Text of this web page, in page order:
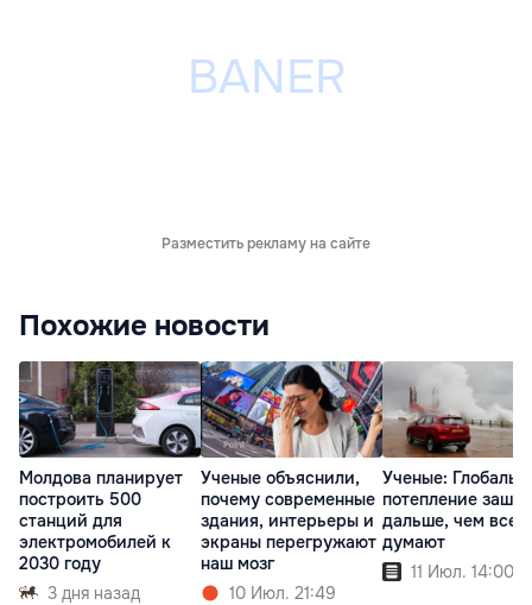
Разместить рекламу на сайте
Похожие новости
Молдова планирует
построить 500
станций для
электромобилей к
2030 году
3 дня назад
Ученые объяснили,
почему современные
здания, интерьеры и
экраны перегружают
наш мозг
10 Июл. 21:49
Ученые:
потепление зашло
дальше, чем все
думают
11 Июл. 14:00